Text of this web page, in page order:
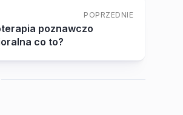
POPRZEDNIE
poznawczo
co to?